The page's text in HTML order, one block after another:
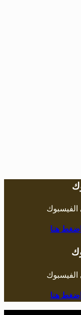
اضغط هنا
اضغط هنا